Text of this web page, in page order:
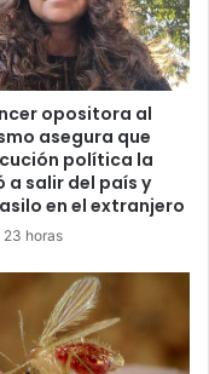
opositora al
asegura que
política la
a salir del país y
en el extranjero
23 horas